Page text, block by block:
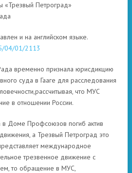
«Трезвый Петроград»
и на английском языке.
04/01/2113
временно признала юрисдикцию
суда в Гааге для расследования
что МУС
в отношении России.
в Доме Профсоюзов погиб актив
а Трезвый Петроград это
международное
трезвенное движение с
то обращение в МУС,